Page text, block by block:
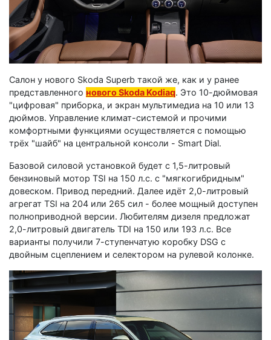
Салон у нового Skoda Superb такой же, как и у ранее
представленного нового Skoda Kodiaq. Это 10-дюймовая
"цифровая" приборка, и экран мультимедиа на 10 или 13
дюймов. Управление климат-системой и прочими
комфортными функциями осуществляется с помощью
трёх "шайб" на центральной консоли - Smart Dial.
Базовой силовой установкой будет с 1,5-литровый
бензиновый мотор TSI на 150 л.с. с "мягкогибридным"
довеском. Привод передний. Далее идёт 2,0-литровый
агрегат TSI на 204 или 265 сил - более мощный доступен
полноприводной версии. Любителям дизеля предложат
2,0-литровый двигатель TDI на 150 или 193 л.с. Все
варианты получили 7-ступенчатую коробку DSG с
двойным сцеплением и селектором на рулевой колонке.